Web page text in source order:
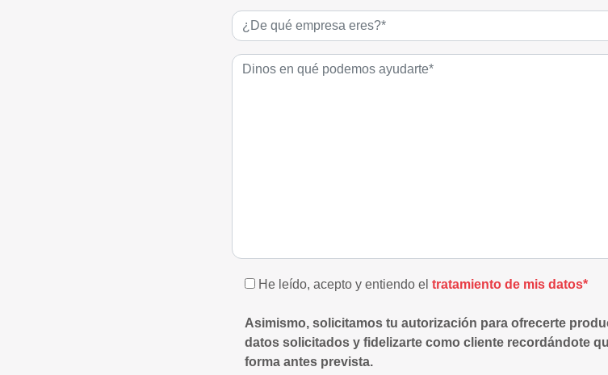
He leído, acepto y entiendo el tratamiento de mis datos*
Asimismo, solicitamos tu autorización para ofrecerte
datos solicitados y fidelizarte como cliente recordándote
forma antes prevista.